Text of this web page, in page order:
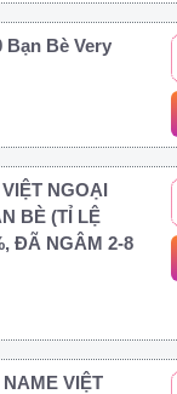
Bạn Bè Very
NGOẠI
BÈ (TỈ LỆ
ĐÃ NGÂM 2-8
NAME VIỆT